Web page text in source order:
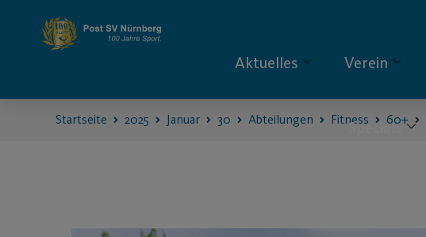
Aktuelles Verein
Specials
Startseite 2025 Januar 30 Abteilungen Fitness 60+